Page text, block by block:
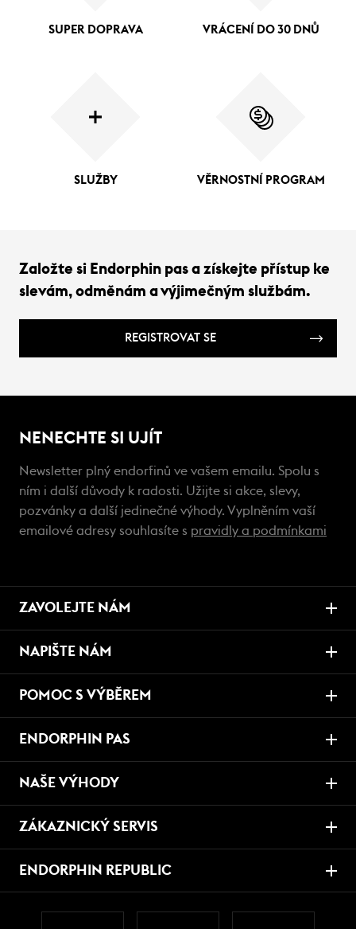
SUPER DOPRAVA VRÁCENÍ DO 30 DNŮ
SLUŽBY VĚRNOSTNÍ PROGRAM
Založte si Endorphin pas a získejte přístup ke
slevám, odměnám a výjimečným službám.
REGISTROVAT SE
NENECHTE SI UJÍT
Newsletter plný endorfinů ve vašem emailu. Spolu s
ním i další důvody k radosti. Užijte si akce, slevy,
pozvánky a další jedinečné výhody. Vyplněním vaší
emailové adresy souhlasíte s pravidly a podmínkami
ZAVOLEJTE NÁM
NAPIŠTE NÁM
POMOC S VÝBĚREM
ENDORPHIN PAS
NAŠE VÝHODY
ZÁKAZNICKÝ SERVIS
ENDORPHIN REPUBLIC